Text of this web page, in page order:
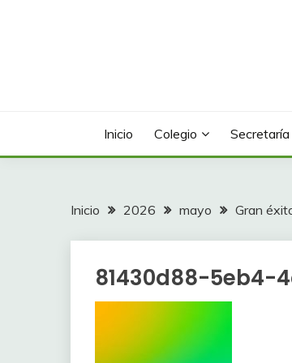
Inicio Colegio Secretaría
Inicio 2026 mayo Gran
81430d88-5eb4-